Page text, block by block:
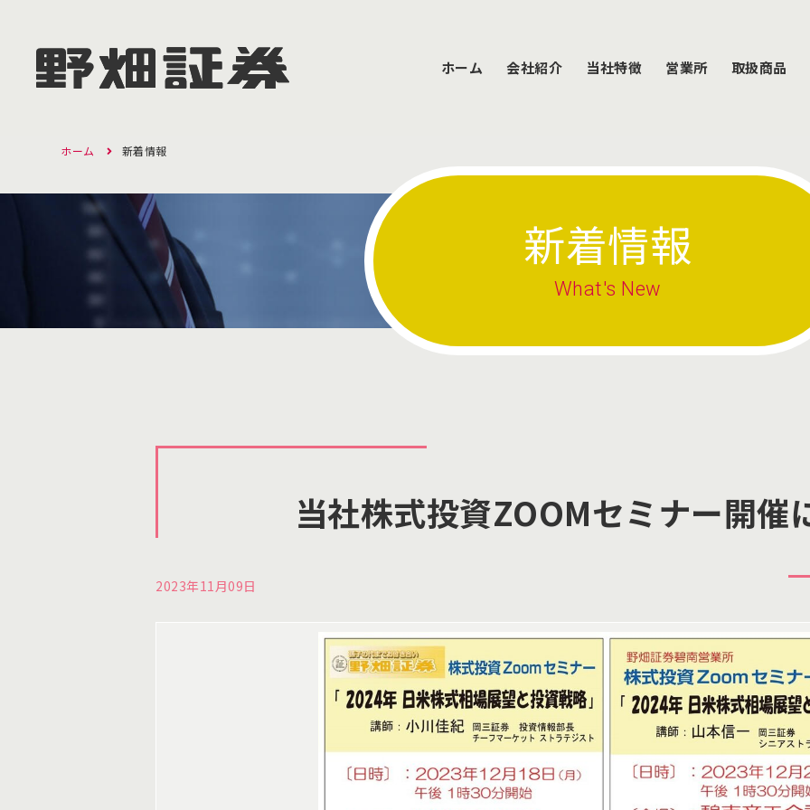
ホーム 会社紹介 当社特徴 営業所 取扱商品
ホーム 新着情報
新着情報
What's New
当社株式投資ZOOMセミナー開催
2023年11月09日